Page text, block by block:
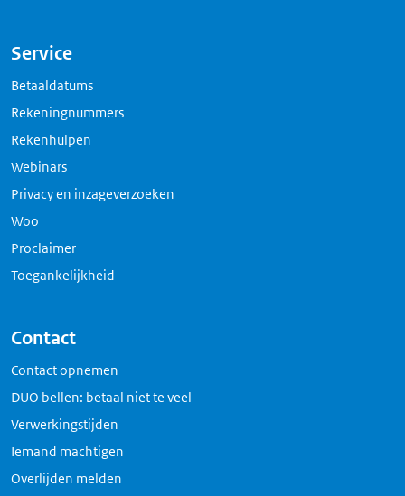
Service
Betaaldatums
Rekeningnummers
Rekenhulpen
Webinars
Privacy en inzageverzoeken
Woo
Proclaimer
Toegankelijkheid
Contact
Contact opnemen
DUO bellen: betaal niet te veel
Verwerkingstijden
Iemand machtigen
Overlijden melden